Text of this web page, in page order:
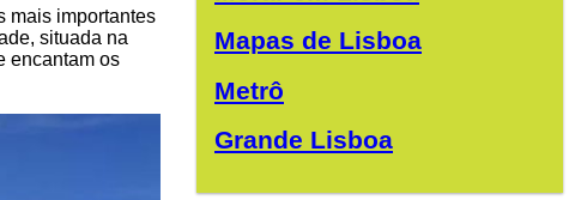
mais importantes
situada na
encantam os
Mapas de Lisboa
Metrô
Grande Lisboa